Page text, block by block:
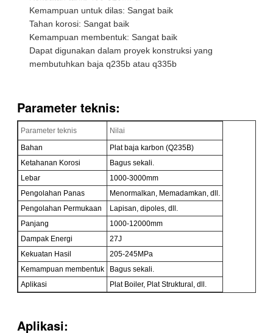
Kemampuan untuk dilas: Sangat baik
Tahan korosi: Sangat baik
Kemampuan membentuk: Sangat baik
Dapat digunakan dalam proyek konstruksi yang
membutuhkan baja q235b atau q335b
Parameter teknis:
Parameter teknis
Nilai
Bahan
Plat baja karbon (Q235B)
Ketahanan Korosi
Bagus sekali.
Lebar
1000-3000mm
Pengolahan Panas
Menormalkan, Memadamkan, dll.
Pengolahan Permukaan
Lapisan, dipoles, dll.
Panjang
1000-12000mm
Dampak Energi
27J
Kekuatan Hasil
205-245MPa
Kemampuan membentuk
Bagus sekali.
Aplikasi
Plat Boiler, Plat Struktural, dll.
Aplikasi: